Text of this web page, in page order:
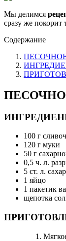
Мы делимся
сразу же покорит
Содержание
100 г
120 г муки
50 г
0,5 ч. л.
5 ст. л.
1 яйцо
1 пакетик
щепотка